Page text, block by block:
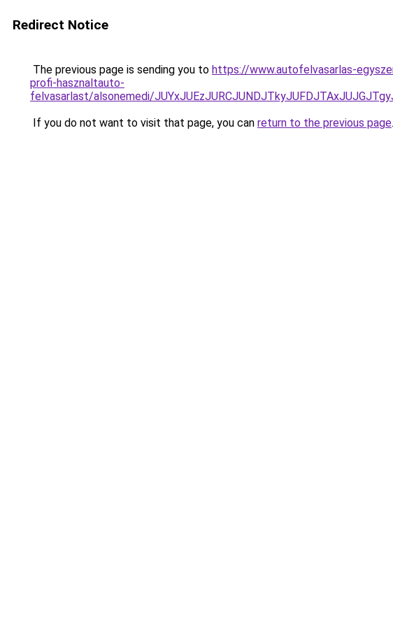
Redirect Notice
The previous page is sending you to https://www.autofelvasarlas-
profi-hasznaltauto-
felvasarlast/alsonemedi/
If you do not want to visit that page, you can return to the previous page.